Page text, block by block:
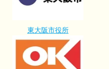
東大阪市役所